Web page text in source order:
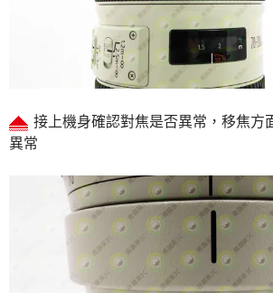
接上機身確認對焦是否異常，移焦方
異常